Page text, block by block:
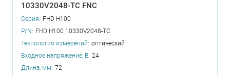
10330V2048-TC FNC
Серия: FHD H100
P/N: FHD H100 10330V2048-TC
Технология измерений: оптический
Входное напряжение, В: 24
Длина, мм: 72